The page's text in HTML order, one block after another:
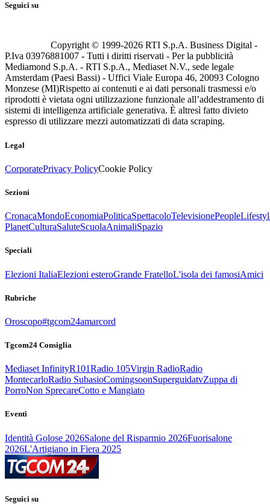
Seguici su
Copyright © 1999-2026 RTI S.p.A. Business Digital -
P.Iva 03976881007 - Tutti i diritti riservati - Per la pubblicità
Mediamond S.p.A. - RTI S.p.A., Mediaset N.V., sede legale
Amsterdam (Paesi Bassi) - Uffici Viale Europa 46, 20093 Cologno
Monzese (MI)Rispetto ai contenuti e ai dati personali trasmessi e/o
riprodotti è vietata ogni utilizzazione funzionale all’addestramento di
sistemi di intelligenza artificiale generativa. È altresì fatto divieto
espresso di utilizzare mezzi automatizzati di data scraping.
Legal
CorporatePrivacy PolicyCookie Policy
Sezioni
CronacaMondoEconomiaPoliticaSpettacoloTelevisionePeople
PlanetCulturaSaluteScuolaAnimaliSpazio
Speciali
Elezioni ItaliaElezioni esteroGrande FratelloL'isola dei famosiAmici
Rubriche
Oroscopo#tgcom24amarcord
Tgcom24 Consiglia
Mediaset InfinityR101Radio 105Virgin RadioRadio
MontecarloRadio SubasioComingsoonSuperguidatvZuppa di
PorroNon SprecareCotto e Mangiato
Eventi
Identità Golose 2026Salone del Risparmio 2026Fuorisalone
2026L'Artigiano in Fiera 2025
Seguici su